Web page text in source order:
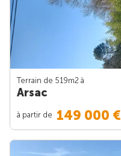
Terrain de 519m2 à
Arsac
à partir de 149 000 €